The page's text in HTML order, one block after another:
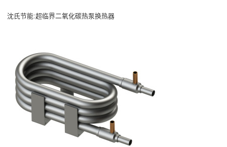
沈氏节能:超临界二氧化碳热泵换热器